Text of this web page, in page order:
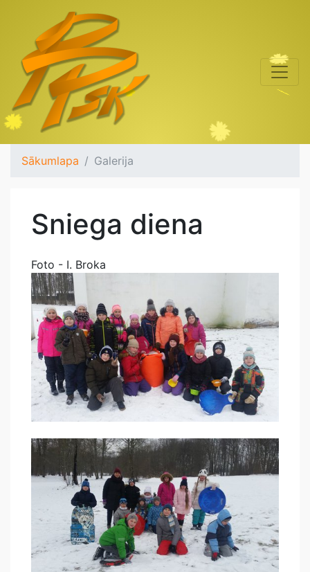
Sākumlapa Galerija
Sniega diena
Foto - I. Broka